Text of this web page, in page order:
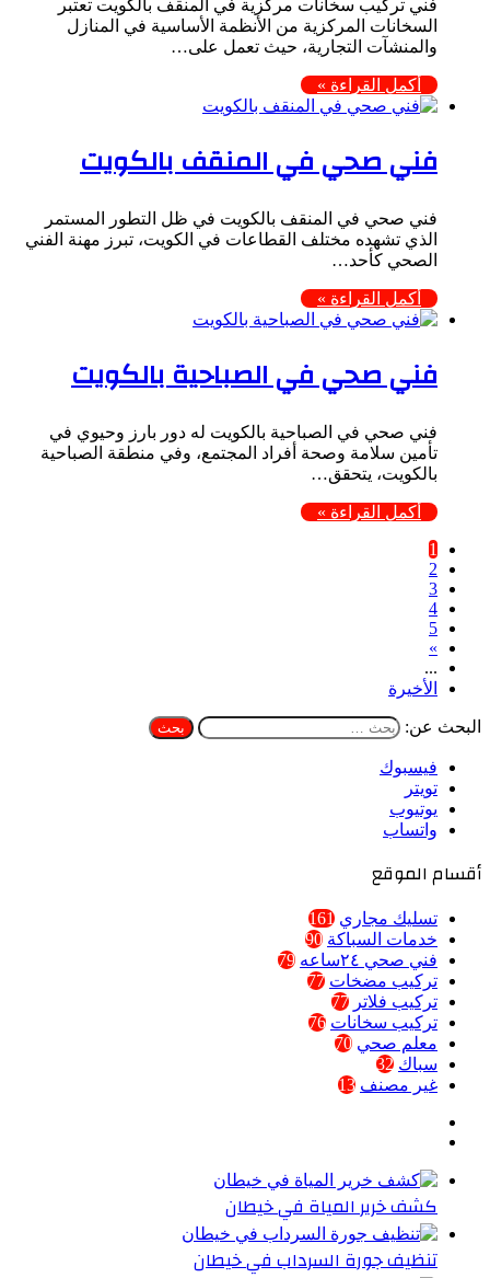
فني تركيب سخانات مركزية في المنقف بالكويت تعتبر
السخانات المركزية من الأنظمة الأساسية في المنازل
والمنشآت التجارية، حيث تعمل على…
أكمل القراءة »
فني صحي في المنقف بالكويت
فني صحي في المنقف بالكويت في ظل التطور المستمر
الذي تشهده مختلف القطاعات في الكويت، تبرز مهنة الفني
الصحي كأحد…
أكمل القراءة »
فني صحي في الصباحية بالكويت
فني صحي في الصباحية بالكويت له دور بارز وحيوي في
تأمين سلامة وصحة أفراد المجتمع، وفي منطقة الصباحية
بالكويت، يتحقق…
أكمل القراءة »
1
2
3
4
5
»
...
الأخيرة
البحث عن:
فيسبوك
تويتر
يوتيوب
واتساب
أقسام الموقع
تسليك مجاري 161
خدمات السباكة 90
فني صحي ٢٤ساعه
79
تركيب مضخات 77
تركيب فلاتر 77
تركيب سخانات 76
معلم صحي 70
سباك 32
غير مصنف 13
كشف خرير المياة في خيطان
تنظيف جورة السرداب في خيطان